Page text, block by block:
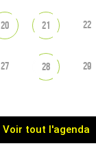
20 21 22
27 28 29
Voir tout l'agenda